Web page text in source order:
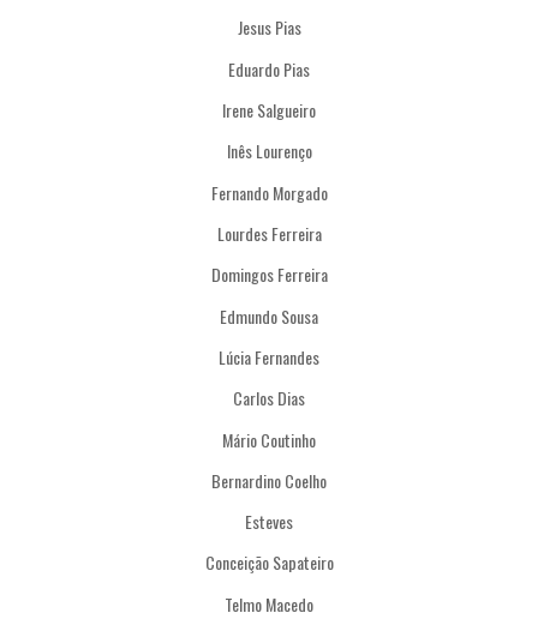
Jesus Pias
Eduardo Pias
Irene Salgueiro
Inês Lourenço
Fernando Morgado
Lourdes Ferreira
Domingos Ferreira
Edmundo Sousa
Lúcia Fernandes
Carlos Dias
Mário Coutinho
Bernardino Coelho
Esteves
Conceição Sapateiro
Telmo Macedo